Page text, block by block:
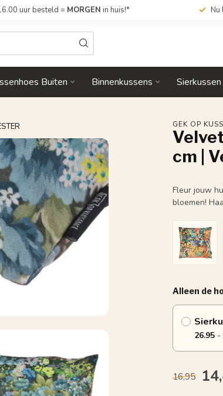
uur besteld = MORGEN in huis!* Nu
Buiten Binnenkussens Sierkussen
GEK OP
cm |
Fleur jouw
bloemen!
Alleen de
26.95 -
16,95